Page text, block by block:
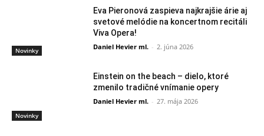
Novinky
Eva Pieronová zaspieva najkrajšie árie aj
svetové melódie na koncertnom recitáli
Viva Opera!
Daniel Hevier ml. - 2. júna 2026
Novinky
Einstein on the beach – dielo, ktoré
zmenilo tradičné vnímanie opery
Daniel Hevier ml. - 27. mája 2026